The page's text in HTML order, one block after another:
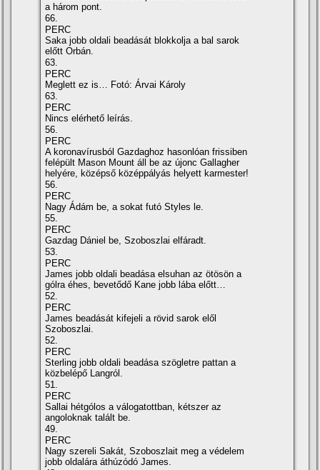
a három pont.
66.
PERC
Saka jobb oldali beadását blokkolja a bal sarok
előtt Orbán.
63.
PERC
Meglett ez is… Fotó: Árvai Károly
63.
PERC
Nincs elérhető leírás.
56.
PERC
A koronavírusból Gazdaghoz hasonlóan frissiben
felépült Mason Mount áll be az újonc Gallagher
helyére, középső középpályás helyett karmester!
56.
PERC
Nagy Ádám be, a sokat futó Styles le.
55.
PERC
Gazdag Dániel be, Szoboszlai elfáradt.
53.
PERC
James jobb oldali beadása elsuhan az ötösön a
gólra éhes, bevetődő Kane jobb lába előtt…
52.
PERC
James beadását kifejeli a rövid sarok elől
Szoboszlai.
52.
PERC
Sterling jobb oldali beadása szögletre pattan a
közbelépő Langról.
51.
PERC
Sallai hétgólos a válogatottban, kétszer az
angoloknak talált be.
49.
PERC
Nagy szereli Sakát, Szoboszlait meg a védelem
jobb oldalára áthúzódó James.